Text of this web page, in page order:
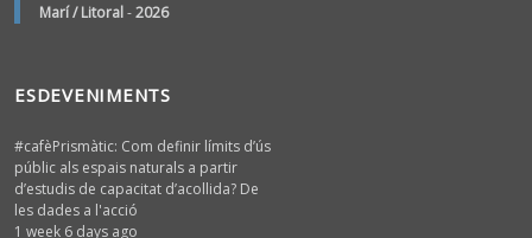
Marí / Litoral-2026
ESDEVENIMENTS
#cafèPrismàtic: Com definir límits d’ús
públic als espais naturals a partir
d’estudis de capacitat d’acollida? De
les dades a l'acció
1 week 6 days ago